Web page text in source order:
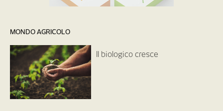
MONDO AGRICOLO
Il biologico cresce